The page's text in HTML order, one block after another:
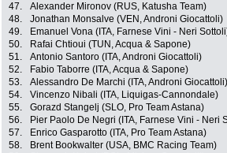
47.
Alexander Mironov (RUS, Katusha Team)
48.
Jonathan Monsalve (VEN, Androni Giocattoli)
49.
Emanuel Vona (ITA, Farnese Vini - Neri
50.
Rafai Chtioui (TUN, Acqua & Sapone)
51.
Antonio Santoro (ITA, Androni Giocattoli)
52.
Fabio Taborre (ITA, Acqua & Sapone)
53.
Alessandro De Marchi (ITA, Androni Giocattoli)
54.
Vincenzo Nibali (ITA, Liquigas-Cannondale)
55.
Gorazd Stangelj (SLO, Pro Team Astana)
56.
Pier Paolo De Negri (ITA, Farnese Vini - Neri
57.
Enrico Gasparotto (ITA, Pro Team Astana)
58.
Brent Bookwalter (USA, BMC Racing Team)